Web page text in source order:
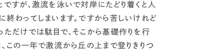
ですが、激流を泳いで対岸にたどり着くと人
わってしまいます。ですから苦しいけれど
ただけでは駄目で、そこから基礎作りを行
この一年で激流から丘の上まで登りきりつ